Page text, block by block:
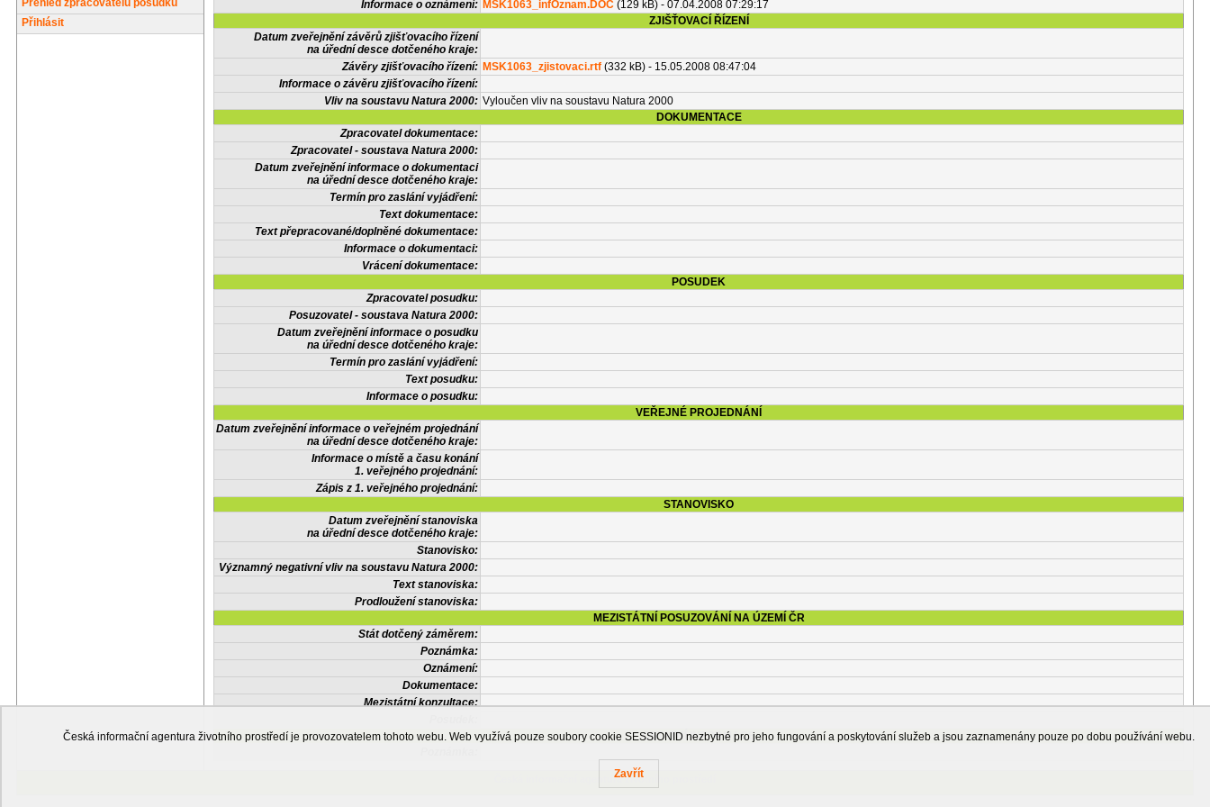
Přehled zpracovatelů posudků
Přihlásit
Informace o oznámení: MSK1063_infOznam.DOC (129 kB) - 07.04.2008 07:29:17
ZJIŠŤOVACÍ ŘÍZENÍ
Datum zveřejnění závěrů zjišťovacího řízení
na úřední desce dotčeného kraje:
Závěry zjišťovacího řízení: MSK1063_zjistovaci.rtf (332 kB) - 15.05.2008 08:47:04
Informace o závěru zjišťovacího řízení:
Vliv na soustavu Natura 2000: Vyloučen vliv na soustavu Natura 2000
DOKUMENTACE
Zpracovatel dokumentace:
Zpracovatel - soustava Natura 2000:
Datum zveřejnění informace o dokumentaci
na úřední desce dotčeného kraje:
Termín pro zaslání vyjádření:
Text dokumentace:
Text přepracované/doplněné dokumentace:
Informace o dokumentaci:
Vrácení dokumentace:
POSUDEK
Zpracovatel posudku:
Posuzovatel - soustava Natura 2000:
Datum zveřejnění informace o posudku
na úřední desce dotčeného kraje:
Termín pro zaslání vyjádření:
Text posudku:
Informace o posudku:
VEŘEJNÉ PROJEDNÁNÍ
Datum zveřejnění informace o veřejném projednání
na úřední desce dotčeného kraje:
Informace o místě a času konání
1. veřejného projednání:
Zápis z 1. veřejného projednání:
STANOVISKO
Datum zveřejnění stanoviska
na úřední desce dotčeného kraje:
Stanovisko:
Významný negativní vliv na soustavu Natura 2000:
Text stanoviska:
Prodloužení stanoviska:
MEZISTÁTNÍ POSUZOVÁNÍ NA ÚZEMÍ ČR
Stát dotčený záměrem:
Poznámka:
Oznámení:
Dokumentace:
Mezistátní konzultace:
OSTATNÍ INFORMACE
Česká informační agentura životního prostředí
Česká informační agentura životního prostředí je provozovatelem tohoto webu. Web využívá pouze soubory cookie SESSIONID nezbytné pro jeho fungování a poskytování služeb a jsou zaznamenány pouze po dobu používání webu.
Zavřít